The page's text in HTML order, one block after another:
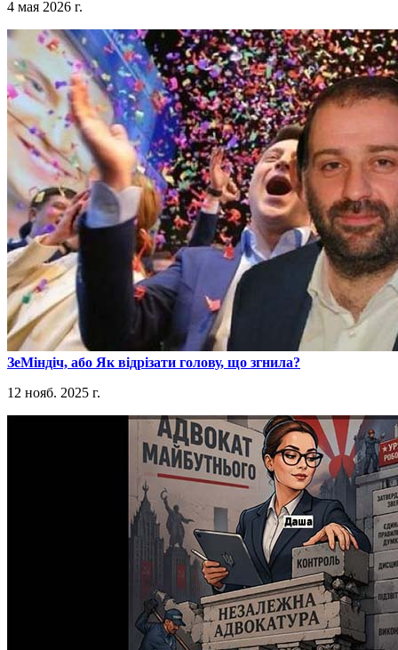
4 мая 2026 г.
​ЗеМіндіч, або Як відрізати голову, що згнила?
12 нояб. 2025 г.